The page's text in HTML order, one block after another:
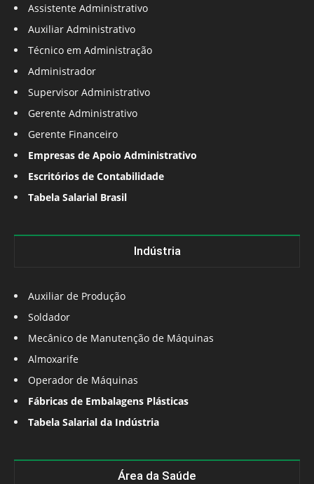
Assistente Administrativo
Auxiliar Administrativo
Técnico em Administração
Administrador
Supervisor Administrativo
Gerente Administrativo
Gerente Financeiro
Empresas de Apoio Administrativo
Escritórios de Contabilidade
Tabela Salarial Brasil
Indústria
Auxiliar de Produção
Soldador
Mecânico de Manutenção de Máquinas
Almoxarife
Operador de Máquinas
Fábricas de Embalagens Plásticas
Tabela Salarial da Indústria
Área da Saúde